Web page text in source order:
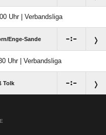
Uhr | Verbandsliga
​Enge-Sande :
Uhr | Verbandsliga
Tolk :